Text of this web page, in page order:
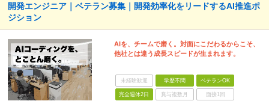
開発エンジニア｜ベテラン募集｜開発効率化をリードするAI推進ポ
ジション
AIを、チームで磨く。対面にこだわるからこそ、
他社とは違う成長スピードが生まれます。
未経験歓迎 学歴不問 ベテランOK
完全週休2日 賞与複数月 面接1回